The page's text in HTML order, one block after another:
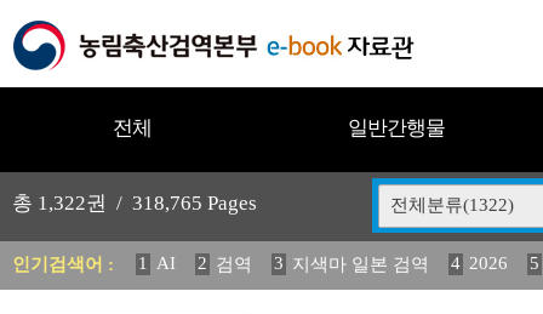
전체 일반간행물
총 1,322권 / 318,765 Pages 전체분류(1322)
인기검색어 : 1 AI 2 검역 3 지색마 일본 검역 4 2026
5
11 2025 12 중독성 식물 도감 13 (2013년도)